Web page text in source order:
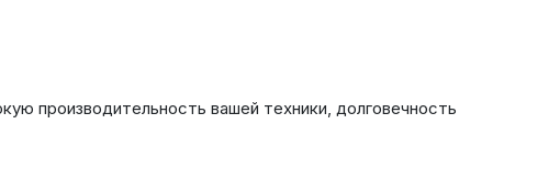
производительность вашей техники, долговечность